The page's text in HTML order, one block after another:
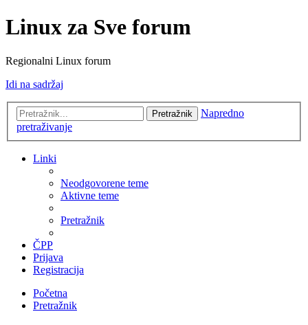
Linux za Sve forum
Regionalni Linux forum
Idi na sadržaj
Pretražnik
Napredno
pretraživanje
Linki
Neodgovorene teme
Aktivne teme
Pretražnik
ČPP
Prijava
Registracija
Početna
Pretražnik